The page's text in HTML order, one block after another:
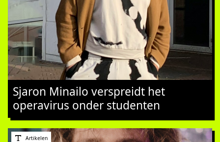
Sjaron Minailo verspreidt het
operavirus onder studenten
Artikelen